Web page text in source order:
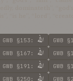
GWB §153 : الله GWB
GWB §167 : الله GWB
GWB §191 : الله GWB
GWB §250 : GWB